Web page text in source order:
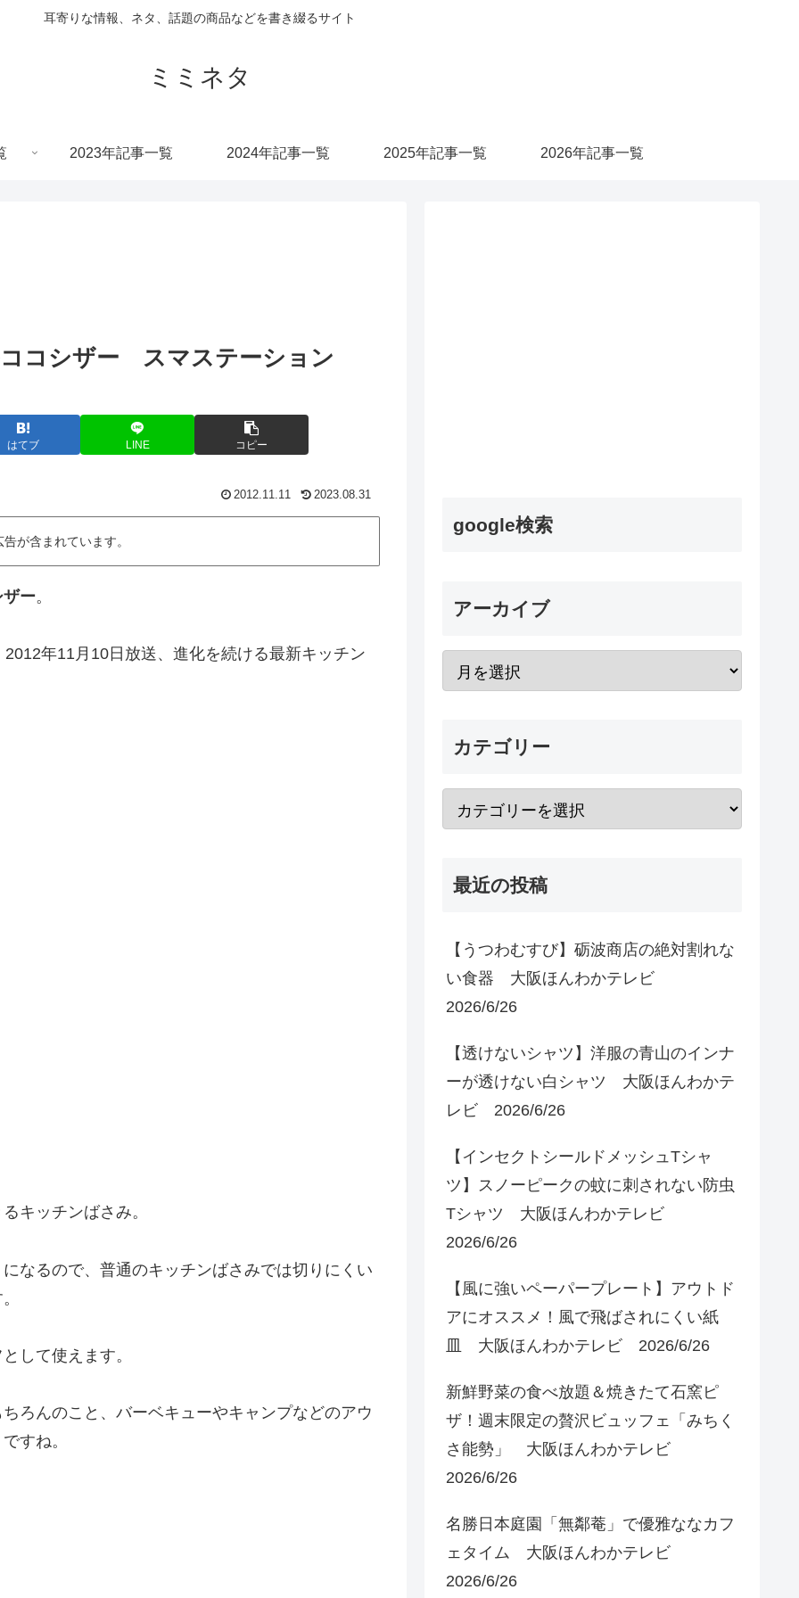
耳寄りな情報、ネタ、話題の商品などを書き綴るサイト
ミミネタ
2023年記事一覧 2024年記事一覧 2025年記事一覧 2026年記事一覧
コシザー スマステーション
はてブ LINE コピー
2012.11.11 2023.08.31
が含まれています。
ザー。
年11月10日放送、進化を続ける最新キッチン
キッチンばさみ。
なるので、普通のキッチンばさみでは切りにくい
して使えます。
ろんのこと、バーベキューやキャンプなどのアウ
すね。
google検索
アーカイブ
カテゴリー
最近の投稿
【うつわむすび】砺波商店の絶対割れな
い食器 大阪ほんわかテレビ
2026/6/26
【透けないシャツ】洋服の青山のインナ
ーが透けない白シャツ 大阪ほんわかテ
レビ 2026/6/26
【インセクトシールドメッシュTシャ
ツ】スノーピークの蚊に刺されない防虫
Tシャツ 大阪ほんわかテレビ
2026/6/26
【風に強いペーパープレート】アウトド
アにオススメ！風で飛ばされにくい紙
皿 大阪ほんわかテレビ 2026/6/26
新鮮野菜の食べ放題＆焼きたて石窯ピ
ザ！週末限定の贅沢ビュッフェ「みちく
さ能勢」 大阪ほんわかテレビ
2026/6/26
名勝日本庭園「無鄰菴」で優雅ななカフ
ェタイム 大阪ほんわかテレビ
2026/6/26